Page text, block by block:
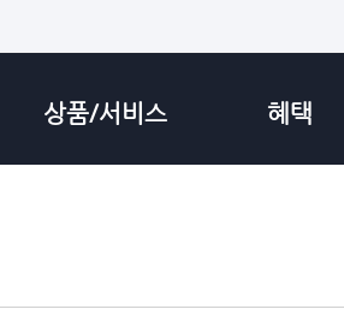
상품/서비스 혜택